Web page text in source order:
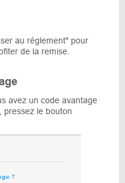
au réglement" pour
de la remise.
avez un code avantage
pressez le bouton